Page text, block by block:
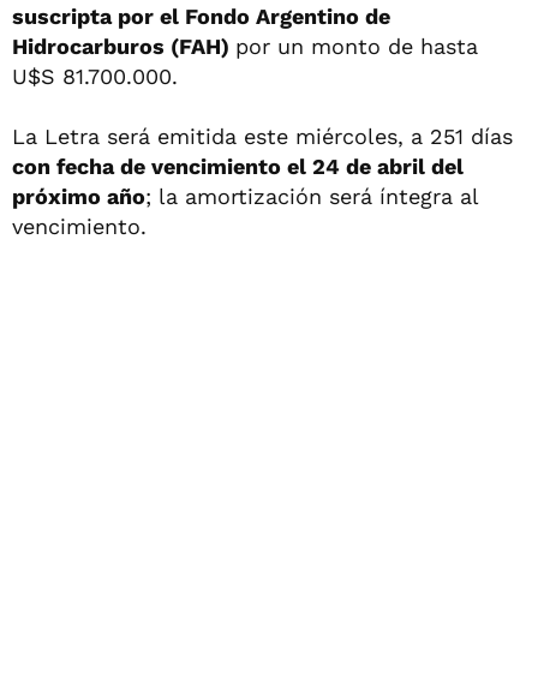
suscripta por el Fondo Argentino de
Hidrocarburos (FAH) por un monto de hasta
U$S 81.700.000.
La Letra será emitida este miércoles, a 251 días
con fecha de vencimiento el 24 de abril del
próximo año; la amortización será íntegra al
vencimiento.